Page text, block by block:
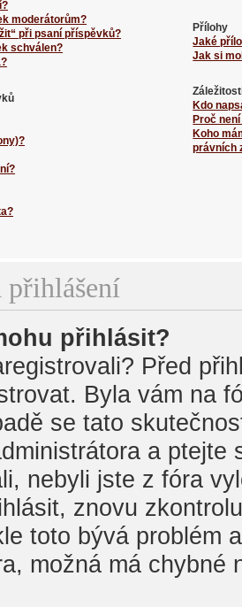
moderátorům?
při psaní příspěvků?
schválen?
Přílohy
Jaké
Jak si
Kdo
Proč
Koho
právních
přihlášení
přihlásit?
Před
Byla vám na
se tato
a ptejte
nebyli jste z fóra
znovu
toto bývá problém
možná má chybné